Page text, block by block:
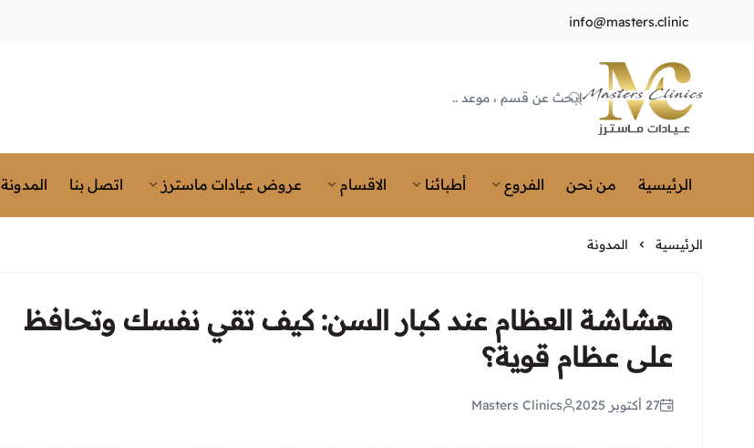
info@masters.clinic
Masters Clinics
الرئيسية من نحن الفروع أطبائنا الاقسام عروض عيادات ماسترز اتصل بنا المدونة
الرئيسية المدونة
هشاشة العظام عند كبار السن: كيف تقي نفسك وتحافظ
على عظام قوية؟
27 أكتوبر 2025 Masters Clinics